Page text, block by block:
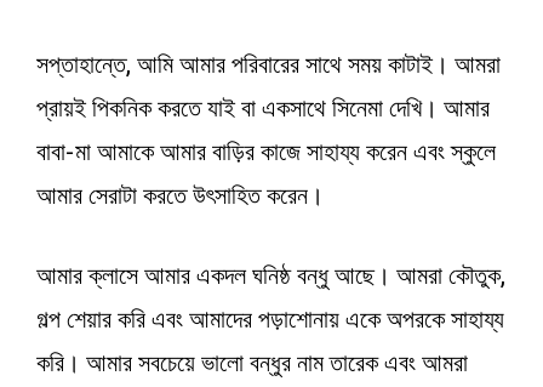
সপ্তাহান্তে, আমি আমার পরিবারের সাথে সময় কাটাই। আমরা
প্রায়ই পিকনিক করতে যাই বা একসাথে সিনেমা দেখি। আমার
বাবা-মা আমাকে আমার বাড়ির কাজে সাহায্য করেন এবং স্কুলে
আমার সেরাটা করতে উৎসাহিত করেন।
আমার ক্লাসে আমার একদল ঘনিষ্ঠ বন্ধু আছে। আমরা কৌতুক,
গল্প শেয়ার করি এবং আমাদের পড়াশোনায় একে অপরকে সাহায্য
করি। আমার সবচেয়ে ভালো বন্ধুর নাম তারেক এবং আমরা